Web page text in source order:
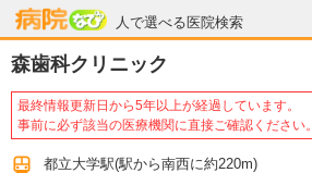
人で選べる医院検索
病院なび
森歯科クリニック
最終情報更新日から5年以上が経過しています。
事前に必ず該当の医療機関に直接ご確認ください。
都立大学駅(駅から南西に約220m)